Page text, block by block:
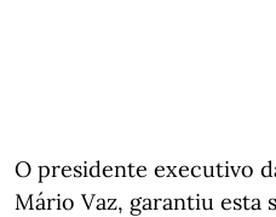
O presidente executivo
Mário Vaz, garantiu esta